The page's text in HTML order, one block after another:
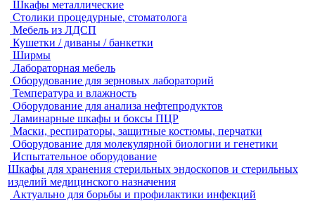
Шкафы металлические
Столики процедурные, стоматолога
Мебель из ЛДСП
Кушетки / диваны / банкетки
Ширмы
Лабораторная мебель
Оборудование для зерновых лабораторий
Температура и влажность
Оборудование для анализа нефтепродуктов
Ламинарные шкафы и боксы ПЦР
Маски, респираторы, защитные костюмы, перчатки
Оборудование для молекулярной биологии и генетики
Испытательное оборудование
Шкафы для хранения стерильных эндоскопов и стерильных
изделий медицинского назначения
Актуально для борьбы и профилактики инфекций